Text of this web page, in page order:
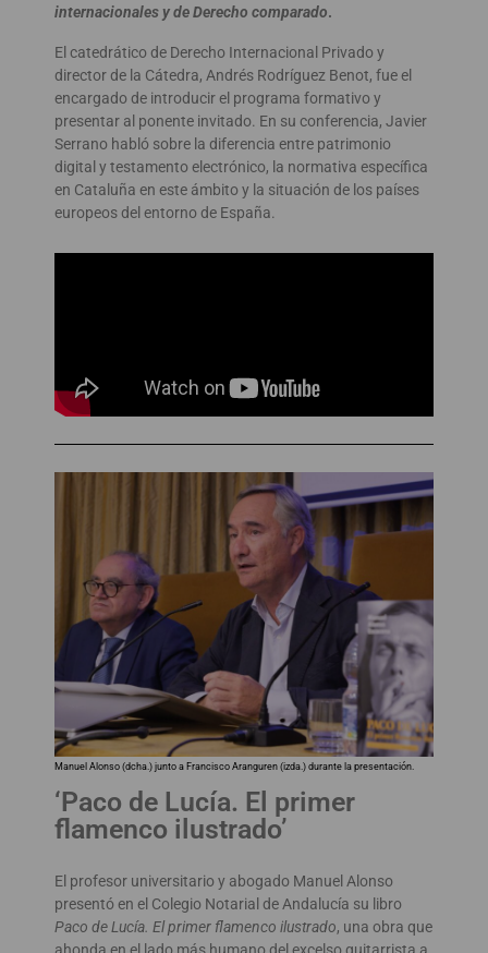
internacionales y de Derecho comparado.
El catedrático de Derecho Internacional Privado y
director de la Cátedra, Andrés Rodríguez Benot, fue el
encargado de introducir el programa formativo y
presentar al ponente invitado. En su conferencia, Javier
Serrano habló sobre la diferencia entre patrimonio
digital y testamento electrónico, la normativa específica
en Cataluña en este ámbito y la situación de los países
europeos del entorno de España.
Manuel Alonso (dcha.) junto a Francisco Aranguren (izda.) durante la presentación.
‘Paco de Lucía. El primer
flamenco ilustrado’
El profesor universitario y abogado Manuel Alonso
presentó en el Colegio Notarial de Andalucía su libro
Paco de Lucía. El primer flamenco ilustrado, una obra que